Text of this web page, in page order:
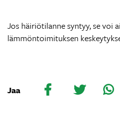
Jos häiriötilanne syntyy, se voi
lämmöntoimituksen
Jaa